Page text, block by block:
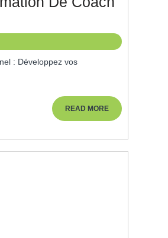
READ MOREREAD
MORE